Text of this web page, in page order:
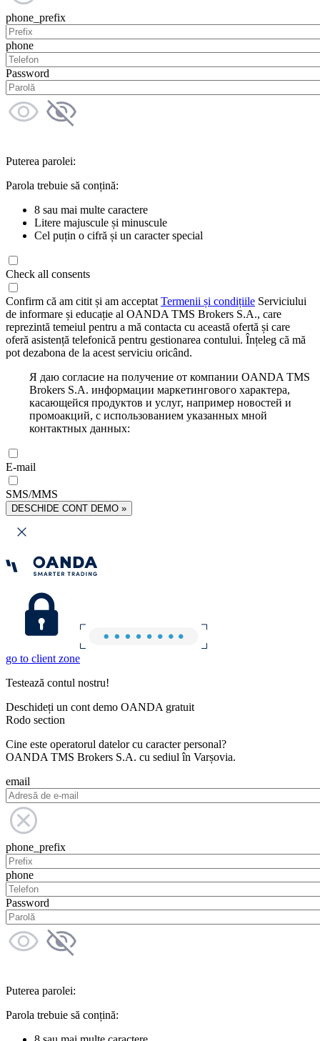
phone_prefix
phone
Password
Puterea parolei:
Parola trebuie să conțină:
8 sau mai multe caractere
Litere majuscule și minuscule
Cel puțin o cifră și un caracter special
Check all consents
Confirm că am citit și am acceptat Termenii și condițiile Serviciului
de informare și educație al OANDA TMS Brokers S.A., care
reprezintă temeiul pentru a mă contacta cu această ofertă și care
oferă asistență telefonică pentru gestionarea contului. Înțeleg că mă
pot dezabona de la acest serviciu oricând.
Я даю согласие на получение от компании OANDA TMS
Brokers S.A. информации маркетингового характера,
касающейся продуктов и услуг, например новостей и
промоакций, с использованием указанных мной
контактных данных:
E-mail
SMS/MMS
DESCHIDE CONT DEMO »
go to client zone
Testează contul nostru!
Deschideți un cont demo OANDA gratuit
Rodo section
Cine este operatorul datelor cu caracter personal?
OANDA TMS Brokers S.A. cu sediul în Varșovia.
email
phone_prefix
phone
Password
Puterea parolei:
Parola trebuie să conțină: